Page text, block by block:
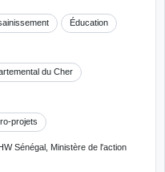
Éducation
du Cher
projets
Sénégal, Ministère de l'action